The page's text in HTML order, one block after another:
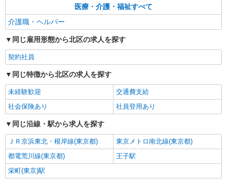
医療・介護・福祉すべて
介護職・ヘルパー
同じ雇用形態から北区の求人を探す
契約社員
同じ特徴から北区の求人を探す
未経験歓迎
交通費支給
社会保険あり
社員登用あり
同じ沿線・駅から求人を探す
ＪＲ京浜東北・根岸線(東京都)
東京メトロ南北線(東京都)
都電荒川線(東京都)
王子駅
栄町(東京)駅